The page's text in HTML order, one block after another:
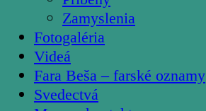
Zamyslenia
Fotogaléria
Videá
Fara Beša – farské oznamy
Svedectvá